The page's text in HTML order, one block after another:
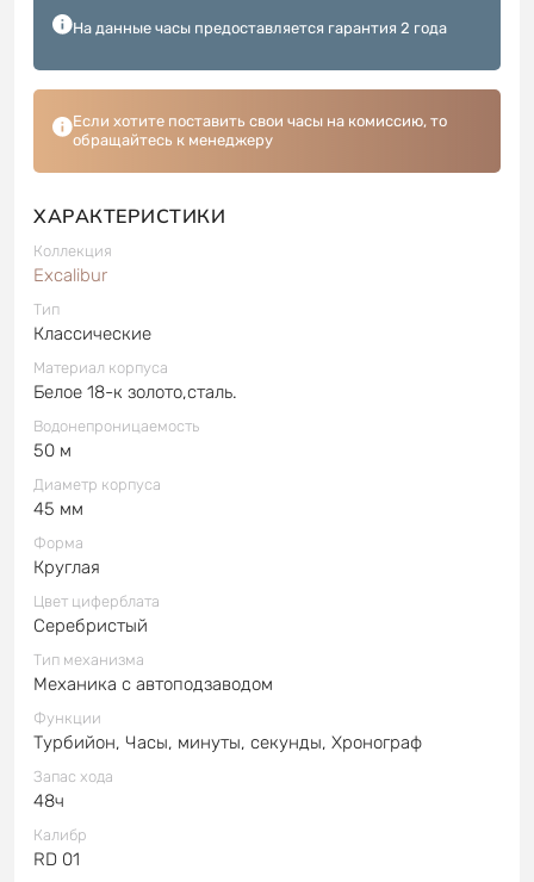
На данные часы предоставляется гарантия 2 года
Если хотите поставить свои часы на комиссию, то
обращайтесь к менеджеру
ХАРАКТЕРИСТИКИ
Коллекция
Excalibur
Тип
Классические
Материал корпуса
Белое 18-к золото,сталь.
Водонепроницаемость
50 м
Диаметр корпуса
45 мм
Форма
Круглая
Цвет циферблата
Серебристый
Тип механизма
Механика с автоподзаводом
Функции
Турбийон, Часы, минуты, секунды, Хронограф
Запас хода
48ч
Калибр
RD 01